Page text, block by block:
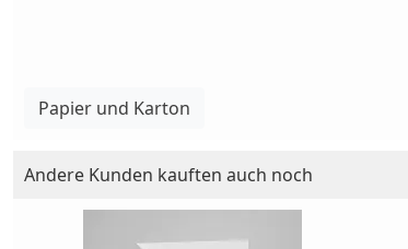
Papier und Karton
Andere Kunden kauften auch noch